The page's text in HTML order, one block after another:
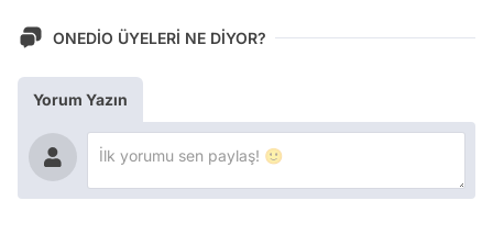
ONEDİO ÜYELERİ NE DİYOR?
Yorum Yazın